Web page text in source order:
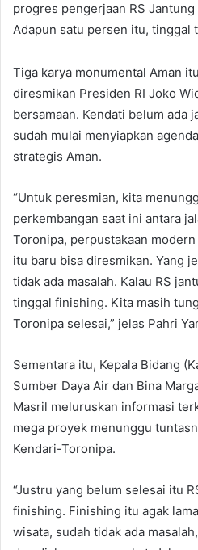
progres pengerjaan RS
Adapun satu persen itu, tinggal
Tiga karya monumental Aman
diresmikan Presiden RI Joko
bersamaan. Kendati belum ada
sudah mulai menyiapkan
strategis Aman.
“Untuk peresmian, kita
perkembangan saat ini antara
Toronipa, perpustakaan
itu baru bisa diresmikan. Yang
tidak ada masalah. Kalau RS
tinggal finishing. Kita masih
Toronipa selesai,” jelas Pahri
Sementara itu, Kepala Bidang
Sumber Daya Air dan Bina
Masril meluruskan informasi
mega proyek menunggu
Kendari-Toronipa.
“Justru yang belum selesai itu
finishing. Finishing itu agak
wisata, sudah tidak ada